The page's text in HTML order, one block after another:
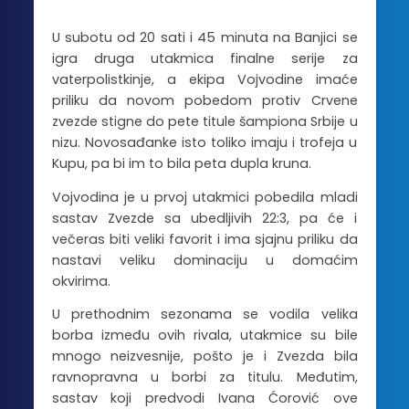
U subotu od 20 sati i 45 minuta na Banjici se
igra druga utakmica finalne serije za
vaterpolistkinje, a ekipa Vojvodine imaće
priliku da novom pobedom protiv Crvene
zvezde stigne do pete titule šampiona Srbije u
nizu. Novosađanke isto toliko imaju i trofeja u
Kupu, pa bi im to bila peta dupla kruna.
Vojvodina je u prvoj utakmici pobedila mladi
sastav Zvezde sa ubedljivih 22:3, pa će i
večeras biti veliki favorit i ima sjajnu priliku da
nastavi veliku dominaciju u domaćim
okvirima.
U prethodnim sezonama se vodila velika
borba između ovih rivala, utakmice su bile
mnogo neizvesnije, pošto je i Zvezda bila
ravnopravna u borbi za titulu. Međutim,
sastav koji predvodi Ivana Ćorović ove